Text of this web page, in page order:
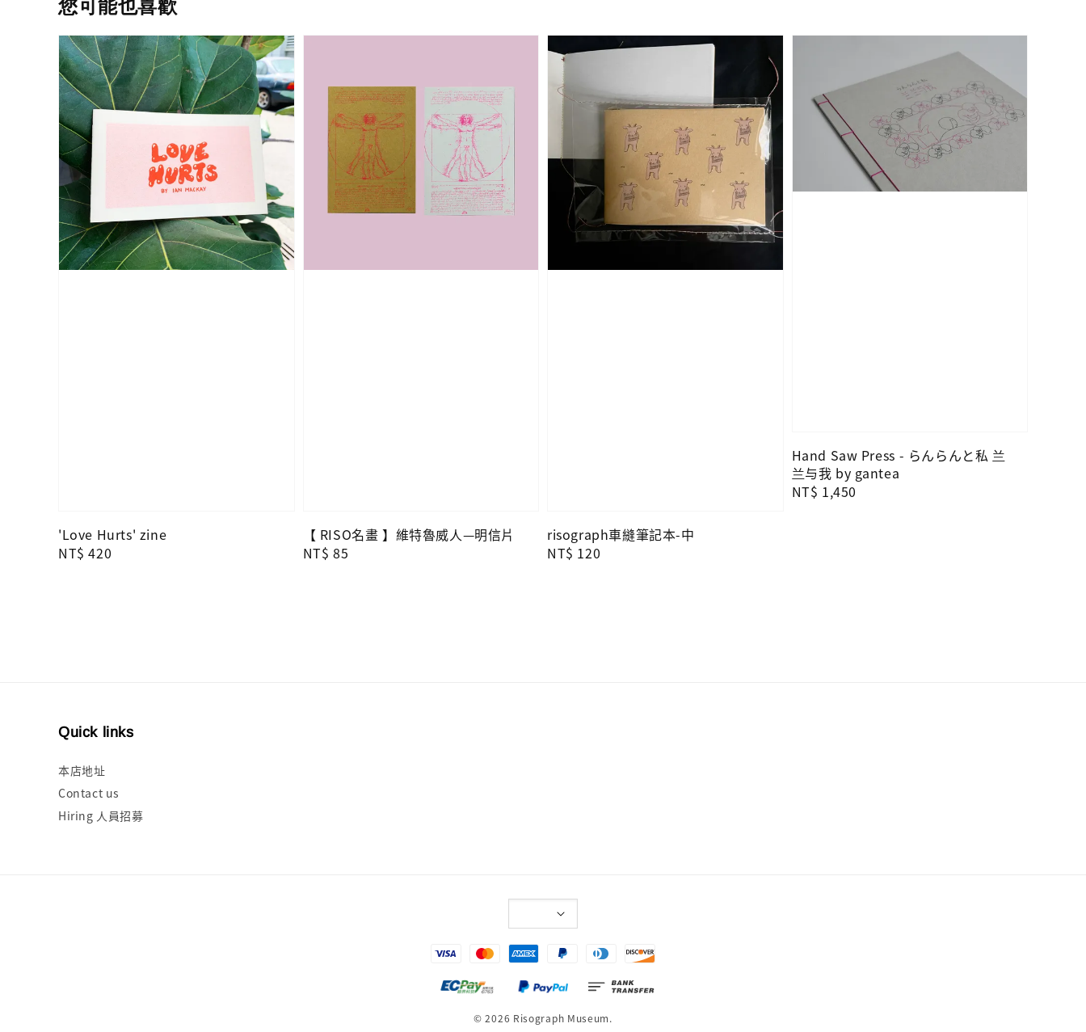
您可能也喜歡
'Love Hurts' zine
Regular
NT$ 420
【 RISO名畫 】維特魯威人—明信片
Regular
NT$ 85
risograph車縫筆記本-中
Regular
NT$ 120
Hand Saw Press - らんらんと私 兰
兰与我 by gantea
Regular
NT$ 1,450
Quick links
本店地址
Contact us
Hiring 人員招募
© 2026 Risograph Museum.